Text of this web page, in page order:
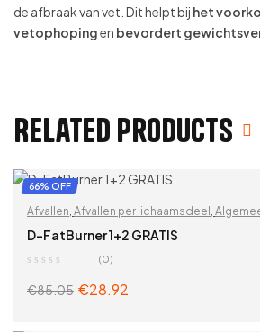
de afbraak van vet. Dit helpt bij het
vetophopingen bevordert
Related products
66% OFF
Afvallen, Afvallen per lichaamsdeel ,
VERKOPERS,Blokkeren van koolhydraten
D-FatBurner 1+2 GRATIS
(0)
€85.05 €28.92